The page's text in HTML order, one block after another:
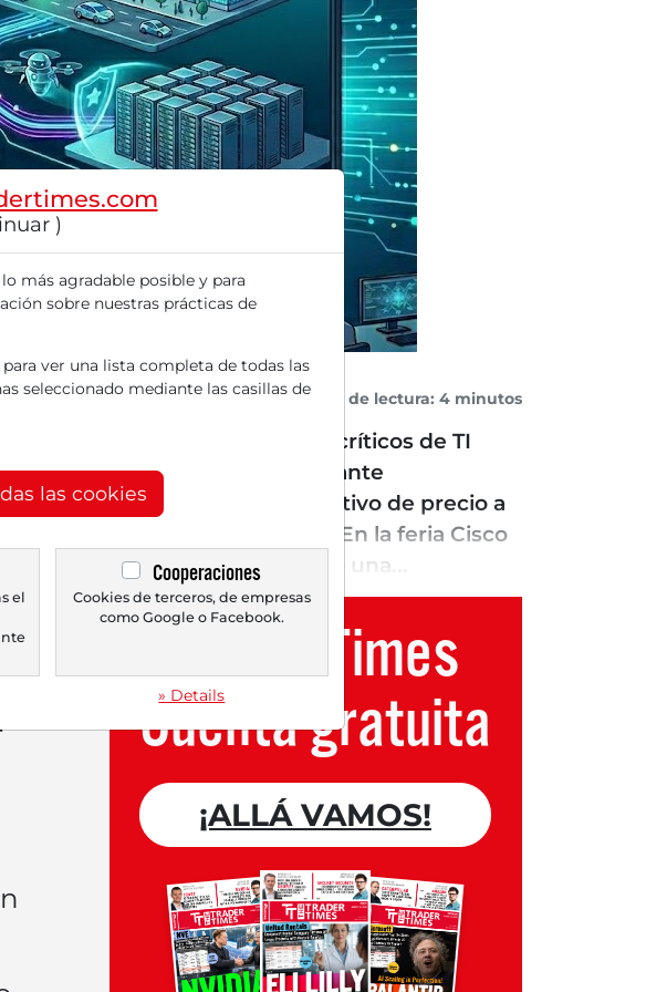
Tiempo de lectura: 4 minutos
y seguridad de sistemas críticos de TI
el tiempo de respuesta ante
Bank of America eleva el objetivo de precio a
de USD en la filial Acacia En la feria Cisco
Systems (CSCO) presentó una...
Trader Times
Cuenta gratuita
¡ALLÁ VAMOS!
)
más agradable posible y para
sobre nuestras prácticas de
ver una lista completa de todas las
seleccionado mediante las casillas de
las cookies
el
Cooperaciones
Cookies de terceros, de empresas
como Google o Facebook.
» Details